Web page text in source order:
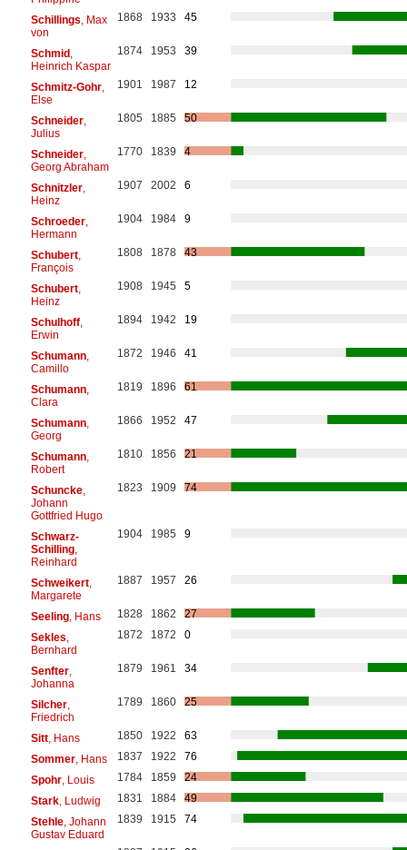
Schillings , Max
von
1868 1933 45
Schmid,
Heinrich Kaspar
1874 1953 39
Schmitz-Gohr,
Else
1901 1987 12
Schneider,
Julius
1805 1885 50
Schneider,
Georg Abraham
1770 1839 4
Schnitzler,
Heinz
1907 2002 6
Schroeder,
Hermann
1904 1984 9
Schubert,
François
1808 1878 43
Schubert,
Heinz
1908 1945 5
Schulhoff,
Erwin
1894 1942 19
Schumann,
Camillo
1872 1946 41
Schumann,
Clara
1819 1896 61
Schumann,
Georg
1866 1952 47
Schumann,
Robert
1810 1856 21
Schuncke,
Johann
Gottfried Hugo
1823 1909 74
Schwarz-
Schilling,
Reinhard
1904 1985 9
Schweikert,
Margarete
1887 1957 26
Seeling, Hans 1828 1862
27
Sekles
Bernhard
1872 1872 0
Senfter,
Johanna
1879 1961 34
Silcher,
Friedrich
1789 1860 25
Sitt, Hans 1850 1922
63
Sommer, Hans 1837 1922
76
Spohr, Louis 1784 1859
24
Stark, Ludwig 1831 1884
49
Stehle, Johann
Gustav Eduard
1839 1915 74